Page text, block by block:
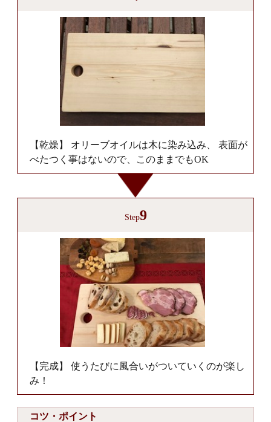
【乾燥】 オリーブオイルは木に染み込み、 表面が
べたつく事はないので、このままでもOK
Step9
【完成】 使うたびに風合いがついていくのが楽し
み！
コツ・ポイント